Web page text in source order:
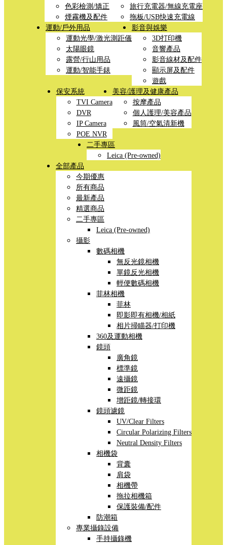
色彩檢測/矯正
煙霧機及配件
旅行充電器/無線充電座
拖板/USB快速充電線
運動/戶外用品
運動光學/激光測距儀
太陽眼鏡
露營/行山用品
運動/智能手錶
影音與娛樂
3D打印機
音響產品
影音線材及配件
顯示屏及配件
遊戲
保安系統
TVI Camera
DVR
IP Camera
POE NVR
美容/護理及健康產品
按摩產品
個人護理/美容產品
風筒/空氣清新機
二手專區
Leica (Pre-owned)
全部產品
今期優惠
所有商品
最新產品
精選商品
二手專區
Leica (Pre-owned)
攝影
數碼相機
無反光鏡相機
單鏡反光相機
輕便數碼相機
菲林相機
菲林
即影即有相機/相紙
相片掃瞄器/打印機
360及運動相機
鏡頭
廣角鏡
標準鏡
遠攝鏡
微距鏡
增距鏡/轉接環
鏡頭濾鏡
UV/Clear Filters
Circular Polarizing Filters
Neutral Density Filters
相機袋
背囊
肩袋
相機帶
拖拉相機箱
保護裝備/配件
防潮箱
專業攝錄設備
手持攝錄機